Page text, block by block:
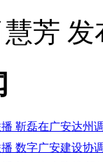
芳 发
播 靳磊在广安达州
播 数字广安建设协